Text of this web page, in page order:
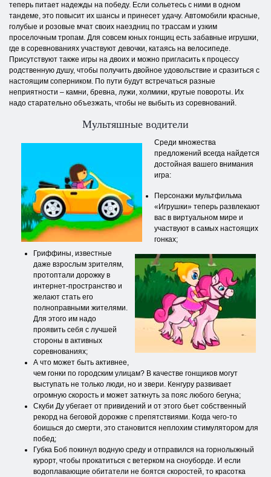
теперь питает надежды на победу. Если сольетесь с ними в одном
тандеме, это повысит их шансы и принесет удачу. Автомобили красные,
голубые и розовые мчат своих наездниц по трассам и узким
проселочным тропам. Для совсем юных гонщиц есть забавные игрушки,
где в соревнованиях участвуют девочки, катаясь на велосипеде.
Присутствуют также игры на двоих и можно пригласить к процессу
родственную душу, чтобы получить двойное удовольствие и сразиться с
настоящим соперником. По пути будут встречаться разные
неприятности – камни, бревна, лужи, холмики, крутые повороты. Их
надо старательно объезжать, чтобы не выбыть из соревнований.
Мультяшные водители
Среди множества
предложений всегда найдется
достойная вашего внимания
игра:
Персонажи мультфильма
«Игрушки» теперь развлекают
вас в виртуальном мире и
участвуют в самых настоящих
гонках;
Гриффины, известные
даже взрослым зрителям,
протоптали дорожку в
интернет-пространство и
желают стать его
полноправными жителями.
Для этого им надо
проявить себя с лучшей
стороны в активных
соревнованиях;
А что может быть активнее,
чем гонки по городским улицам? В качестве гонщиков могут
выступать не только люди, но и звери. Кенгуру развивает
огромную скорость и может заткнуть за пояс любого бегуна;
Скуби Ду убегает от привидений и от этого бьет собственный
рекорд на беговой дорожке с препятствиями. Когда чего-то
боишься до смерти, это становится неплохим стимулятором для
побед;
Губка Боб покинул водную среду и отправился на горнолыжный
курорт, чтобы прокатиться с ветерком на сноуборде. И если
водоплавающие обитатели не боятся скоростей, то красотка